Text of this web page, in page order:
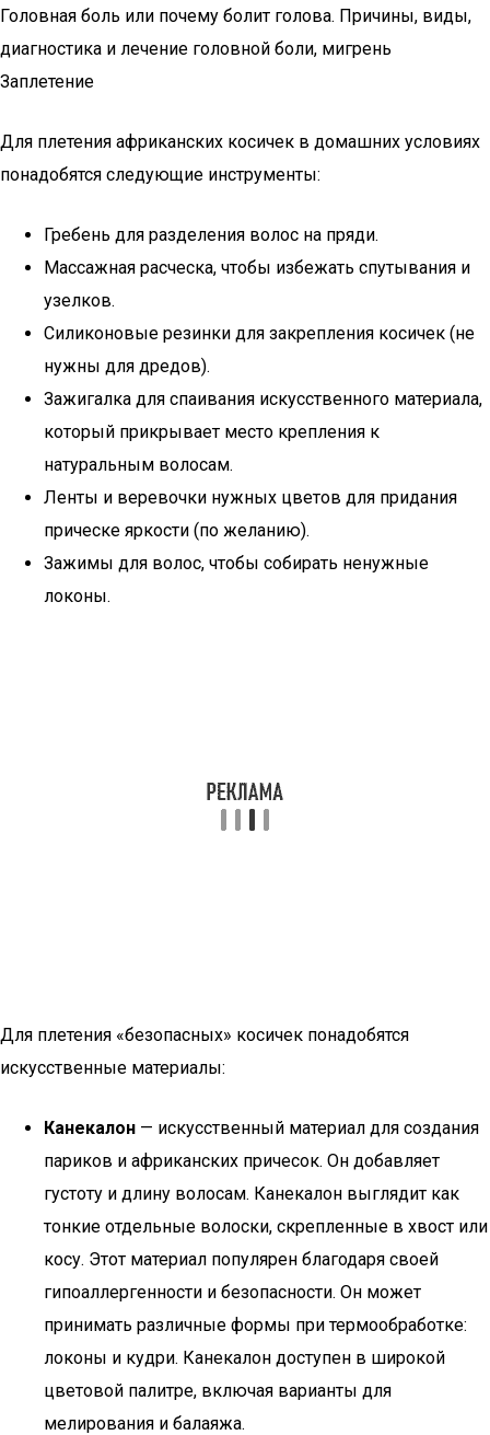
Головная боль или почему болит голова. Причины, виды,
диагностика и лечение головной боли, мигрень
Заплетение
Для плетения африканских косичек в домашних условиях
понадобятся следующие инструменты:
Гребень для разделения волос на пряди.
Массажная расческа, чтобы избежать спутывания и
узелков.
Силиконовые резинки для закрепления косичек (не
нужны для дредов).
Зажигалка для спаивания искусственного материала,
который прикрывает место крепления к
натуральным волосам.
Ленты и веревочки нужных цветов для придания
прическе яркости (по желанию).
Зажимы для волос, чтобы собирать ненужные
локоны.
Для плетения «безопасных» косичек понадобятся
искусственные материалы:
Канекалон — искусственный материал для создания
париков и африканских причесок. Он добавляет
густоту и длину волосам. Канекалон выглядит как
тонкие отдельные волоски, скрепленные в хвост или
косу. Этот материал популярен благодаря своей
гипоаллергенности и безопасности. Он может
принимать различные формы при термообработке:
локоны и кудри. Канекалон доступен в широкой
цветовой палитре, включая варианты для
мелирования и балаяжа.